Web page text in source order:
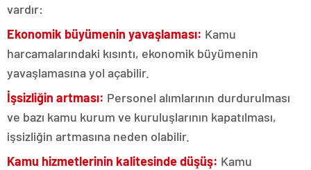
vardır:
Ekonomik büyümenin yavaşlaması: Kamu
harcamalarındaki kısıntı, ekonomik büyümenin
yavaşlamasına yol açabilir.
İşsizliğin artması: Personel alımlarının durdurulması
ve bazı kamu kurum ve kuruluşlarının kapatılması,
işsizliğin artmasına neden olabilir.
Kamu hizmetlerinin kalitesinde düşüş: Kamu